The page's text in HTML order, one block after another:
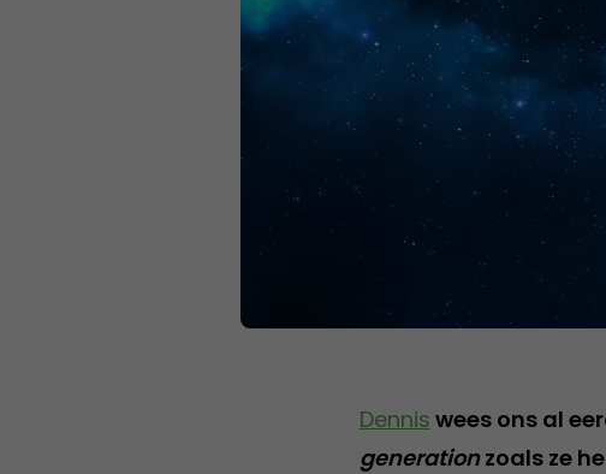
Dennis wees ons al
generationzoals ze